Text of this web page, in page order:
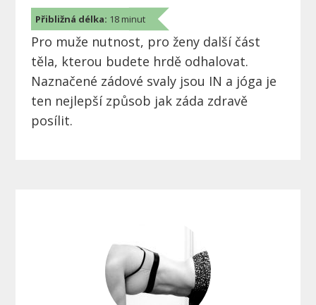
Přibližná délka: 18 minut
Pro muže nutnost, pro ženy další část
těla, kterou budete hrdě odhalovat.
Naznačené zádové svaly jsou IN a jóga je
ten nejlepší způsob jak záda zdravě
posílit.